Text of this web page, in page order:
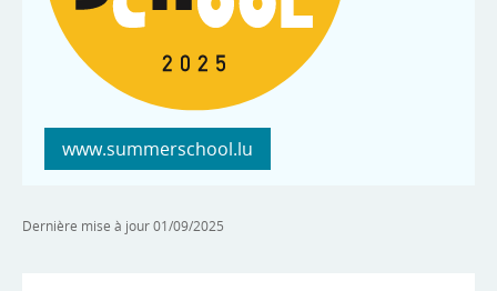
www.summerschool.lu
Dernière mise à jour01/09/2025